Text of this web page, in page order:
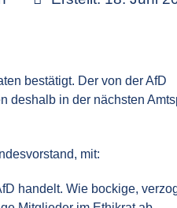
bestätigt. Der von der AfD
deshalb in der nächsten
mit:
handelt. Wie bockige,